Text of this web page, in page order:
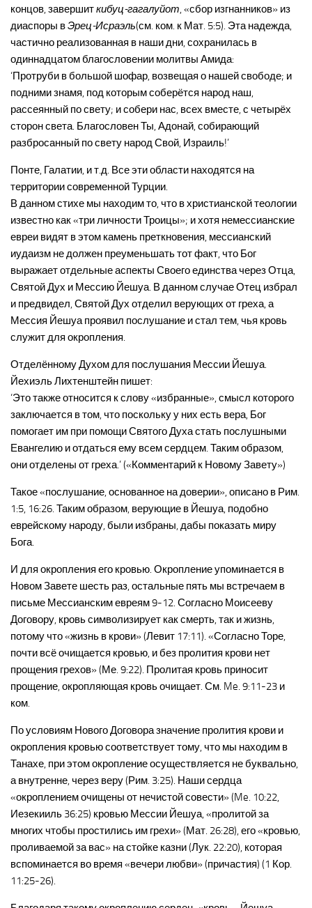
концов, завершиткибуц-гагалуйот, «сбор изгнанников» из
диаспоры вЭрец-Исраэль(см. ком. к Мат. 5:5). Эта надежда,
частично реализованная в наши дни, сохранилась в
одиннадцатом благословении молитвы Амида:
‘Протруби в большой шофар, возвещая о нашей свободе; и
подними знамя, под которым соберётся народ наш,
рассеянный по свету; и собери нас, всех вместе, с четырёх
сторон света. Благословен Ты, Адонай, собирающий
разбросанный по свету народ Свой, Израиль!’
Понте, Галатии, и т.д. Все эти области находятся на
территории современной Турции.
В данном стихе мы находим то, что в христианской теологии
известно как «три личности Троицы»; и хотя немессианские
евреи видят в этом камень преткновения, мессианский
иудаизм не должен преуменьшать тот факт, что Бог
выражает отдельные аспекты Своего единства через Отца,
Святой Дух и Мессию Йешуа. В данном случае Отец избрал
и предвидел, Святой Дух отделил верующих от греха, а
Мессия Йешуа проявил послушание и стал тем, чья кровь
служит для окропления.
Отделённому Духом для послушания Мессии Йешуа.
Йехиэль Лихтенштейн пишет:
‘Это также относится к слову «избранные», смысл которого
заключается в том, что поскольку у них есть вера, Бог
помогает им при помощи Святого Духа стать послушными
Евангелию и отдаться ему всем сердцем. Таким образом,
они отделены от греха.’ («Комментарий к Новому Завету»)
Такое «послушание, основанное на доверии», описано в Рим.
1:5, 16:26. Таким образом, верующие в Йешуа, подобно
еврейскому народу, были избраны, дабы показать миру
Бога.
И для окропления его кровью. Окропление упоминается в
Новом Завете шесть раз, остальные пять мы встречаем в
письме Мессианским евреям 9-12. Согласно Моисееву
Договору, кровь символизирует как смерть, так и жизнь,
потому что «жизнь в крови» (Левит 17:11). «Согласно Торе,
почти всё очищается кровью, и без пролития крови нет
прощения грехов» (Ме. 9:22). Пролитая кровь приносит
прощение, окропляющая кровь очищает. См. Me. 9:11-23 и
ком.
По условиям Нового Договора значение пролития крови и
окропления кровью соответствует тому, что мы находим в
Танахе, при этом окропление осуществляется не буквально,
а внутренне, через веру (Рим. 3:25). Наши сердца
«окроплением очищены от нечистой совести» (Me. 10:22,
Иезекииль 36:25) кровью Мессии Йешуа, «пролитой за
многих чтобы простились им грехи» (Мат. 26:28), его «кровью,
проливаемой за вас» на стойке казни (Лук. 22:20), которая
вспоминается во время «вечери любви» (причастия) (1 Кор.
11:25-26).